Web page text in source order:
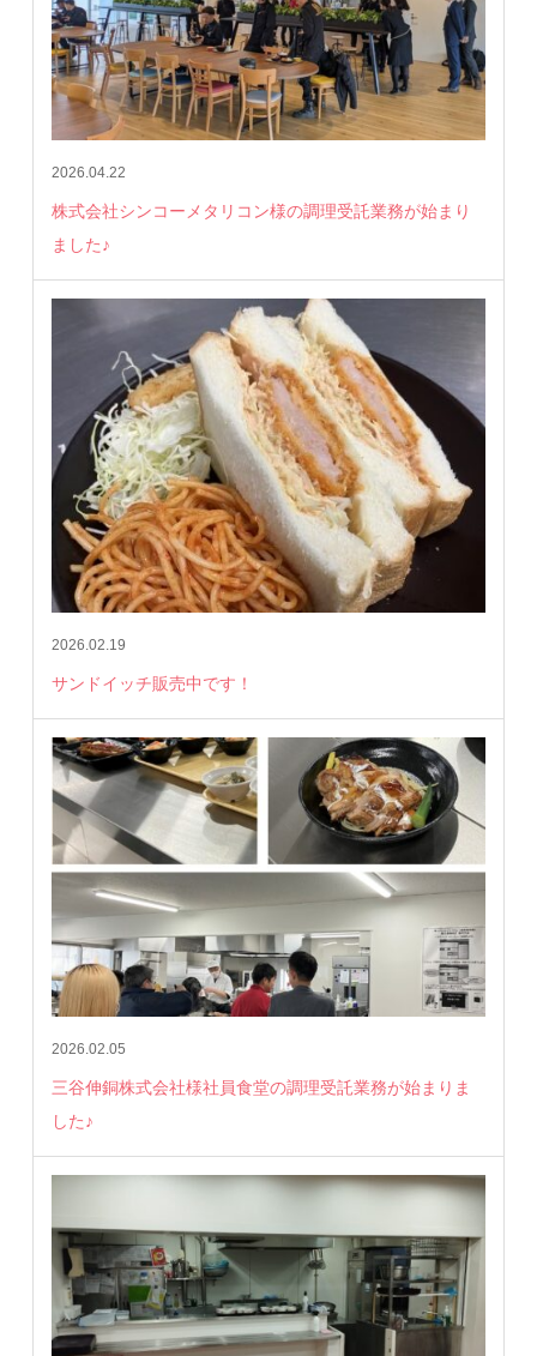
2026.04.22
株式会社シンコーメタリコン様の調理受託業務が始まり
ました♪
2026.02.19
サンドイッチ販売中です！
2026.02.05
三谷伸銅株式会社様社員食堂の調理受託業務が始まりま
した♪